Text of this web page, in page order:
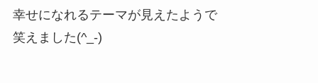
幸せになれるテーマが見えたようで
笑えました(^_-)